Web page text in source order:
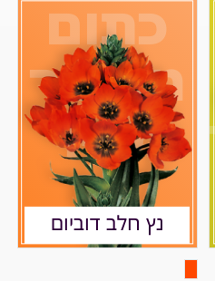
כתום
מסעיר
מאיר
נץ חלב דוביום